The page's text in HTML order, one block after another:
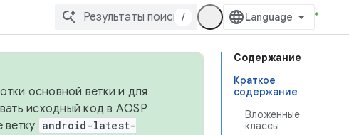
/
Содержание
Краткое
содержание
Вложенные
классы
основной ветки и для
исходный код в AOSP
android-latest-